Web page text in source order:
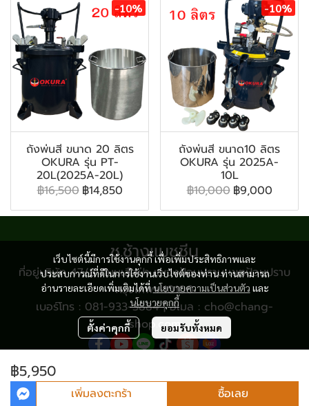
-10%
ถังพ่นสี ขนาด 20 ลิตร
OKURA รุ่น PT-
20L(2025A-20L)
฿16,500 ฿14,850
-10%
ถังพ่นสี ขนาด10 ลิตร
OKURA รุ่น 2025A-
10L
฿10,000 ฿9,000
฿5,950
เพิ่มลงตะกร้า ซื้อเลย
เว็บไซต์นี้มีการใช้งานคุกกี้ เพื่อเพิ่มประสิทธิภาพและ
ประสบการณ์ที่ดีในการใช้งานเว็บไซต์ของท่าน ท่านสามารถ
อ่านรายละเอียดเพิ่มเติมได้ที่นโยบายความเป็นส่วนตัว และ
นโยบายคุกกี้
ตั้งค่าคุกกี้ ยอมรับทั้งหมด
ช.ช้างแมชชีน
ที่อยู่บริษัท 47/8 ถนนเสือป่า แขวงป้อมปราบ เขตป้อมปราบ
กรุงเทพฯ 10100
เบอร์โทร : 081-933-3884 | อีเมล : cho@chang-
shop.com
© Copyright 2024 All Rights Reserved.